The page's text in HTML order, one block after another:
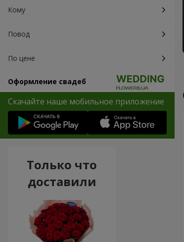
Кому
Повод
По цене
Оформление свадеб
Скачайте наше мобильное приложение
Только что
доставили